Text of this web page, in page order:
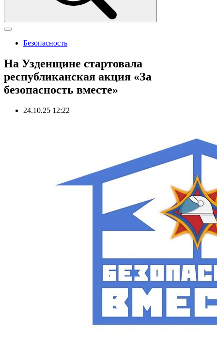
Безопасность
На Узденщине стартовала
республиканская акция «За
безопасность вместе»
24.10.25 12:22